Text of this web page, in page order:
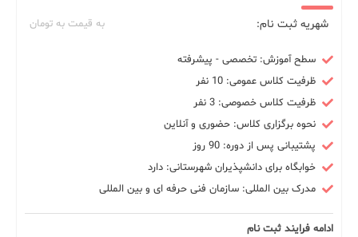
شهریه ثبت نام: به قیمت به تومان
سطح آموزش: تخصصی - پیشرفته
ظرفیت کلاس عمومی: 10 نفر
ظرفیت کلاس خصوصی: 3 نفر
نحوه برگزاری کلاس: حضوری و آنلاین
پشتیبانی پس از دوره: 90 روز
خوابگاه برای دانشپذیران شهرستانی: دارد
مدرک بین المللی: سازمان فنی حرفه ای و بین المللی
ادامه فرایند ثبت نام